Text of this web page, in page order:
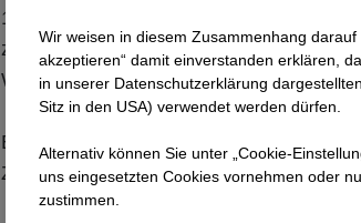
1.300 Kolleginnen und Kollegen aus
zusammen anpacken und voranbringen.
Was uns verbindet, ist mehr als nur die
Es ist das gemeinsame Ziel, etwas zu
Zukunft. ​
Wir weisen in diesem Zusammenhang
akzeptieren“ damit ein­ver­standen erklären,
in unserer Datenschutzerklärung
Sitz in den USA) verwendet werden dürfen.
Alternativ können Sie unter „Cookie-
uns eingesetzten Cookies vornehmen oder
zustimmen.